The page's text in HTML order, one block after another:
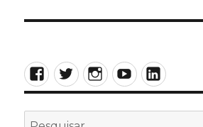
Facebook
TwitterInstagram
YouTubeLinkedIn
Pesquisar